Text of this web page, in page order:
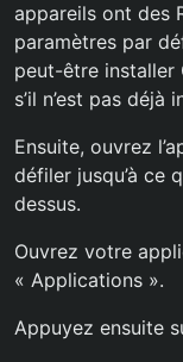
appareils ont des
paramètres par
peut-être installer
s’il n’est pas déjà
Ensuite, ouvrez
défiler jusqu’à ce
dessus.
Ouvrez votre
« Applications ».
Appuyez ensuite